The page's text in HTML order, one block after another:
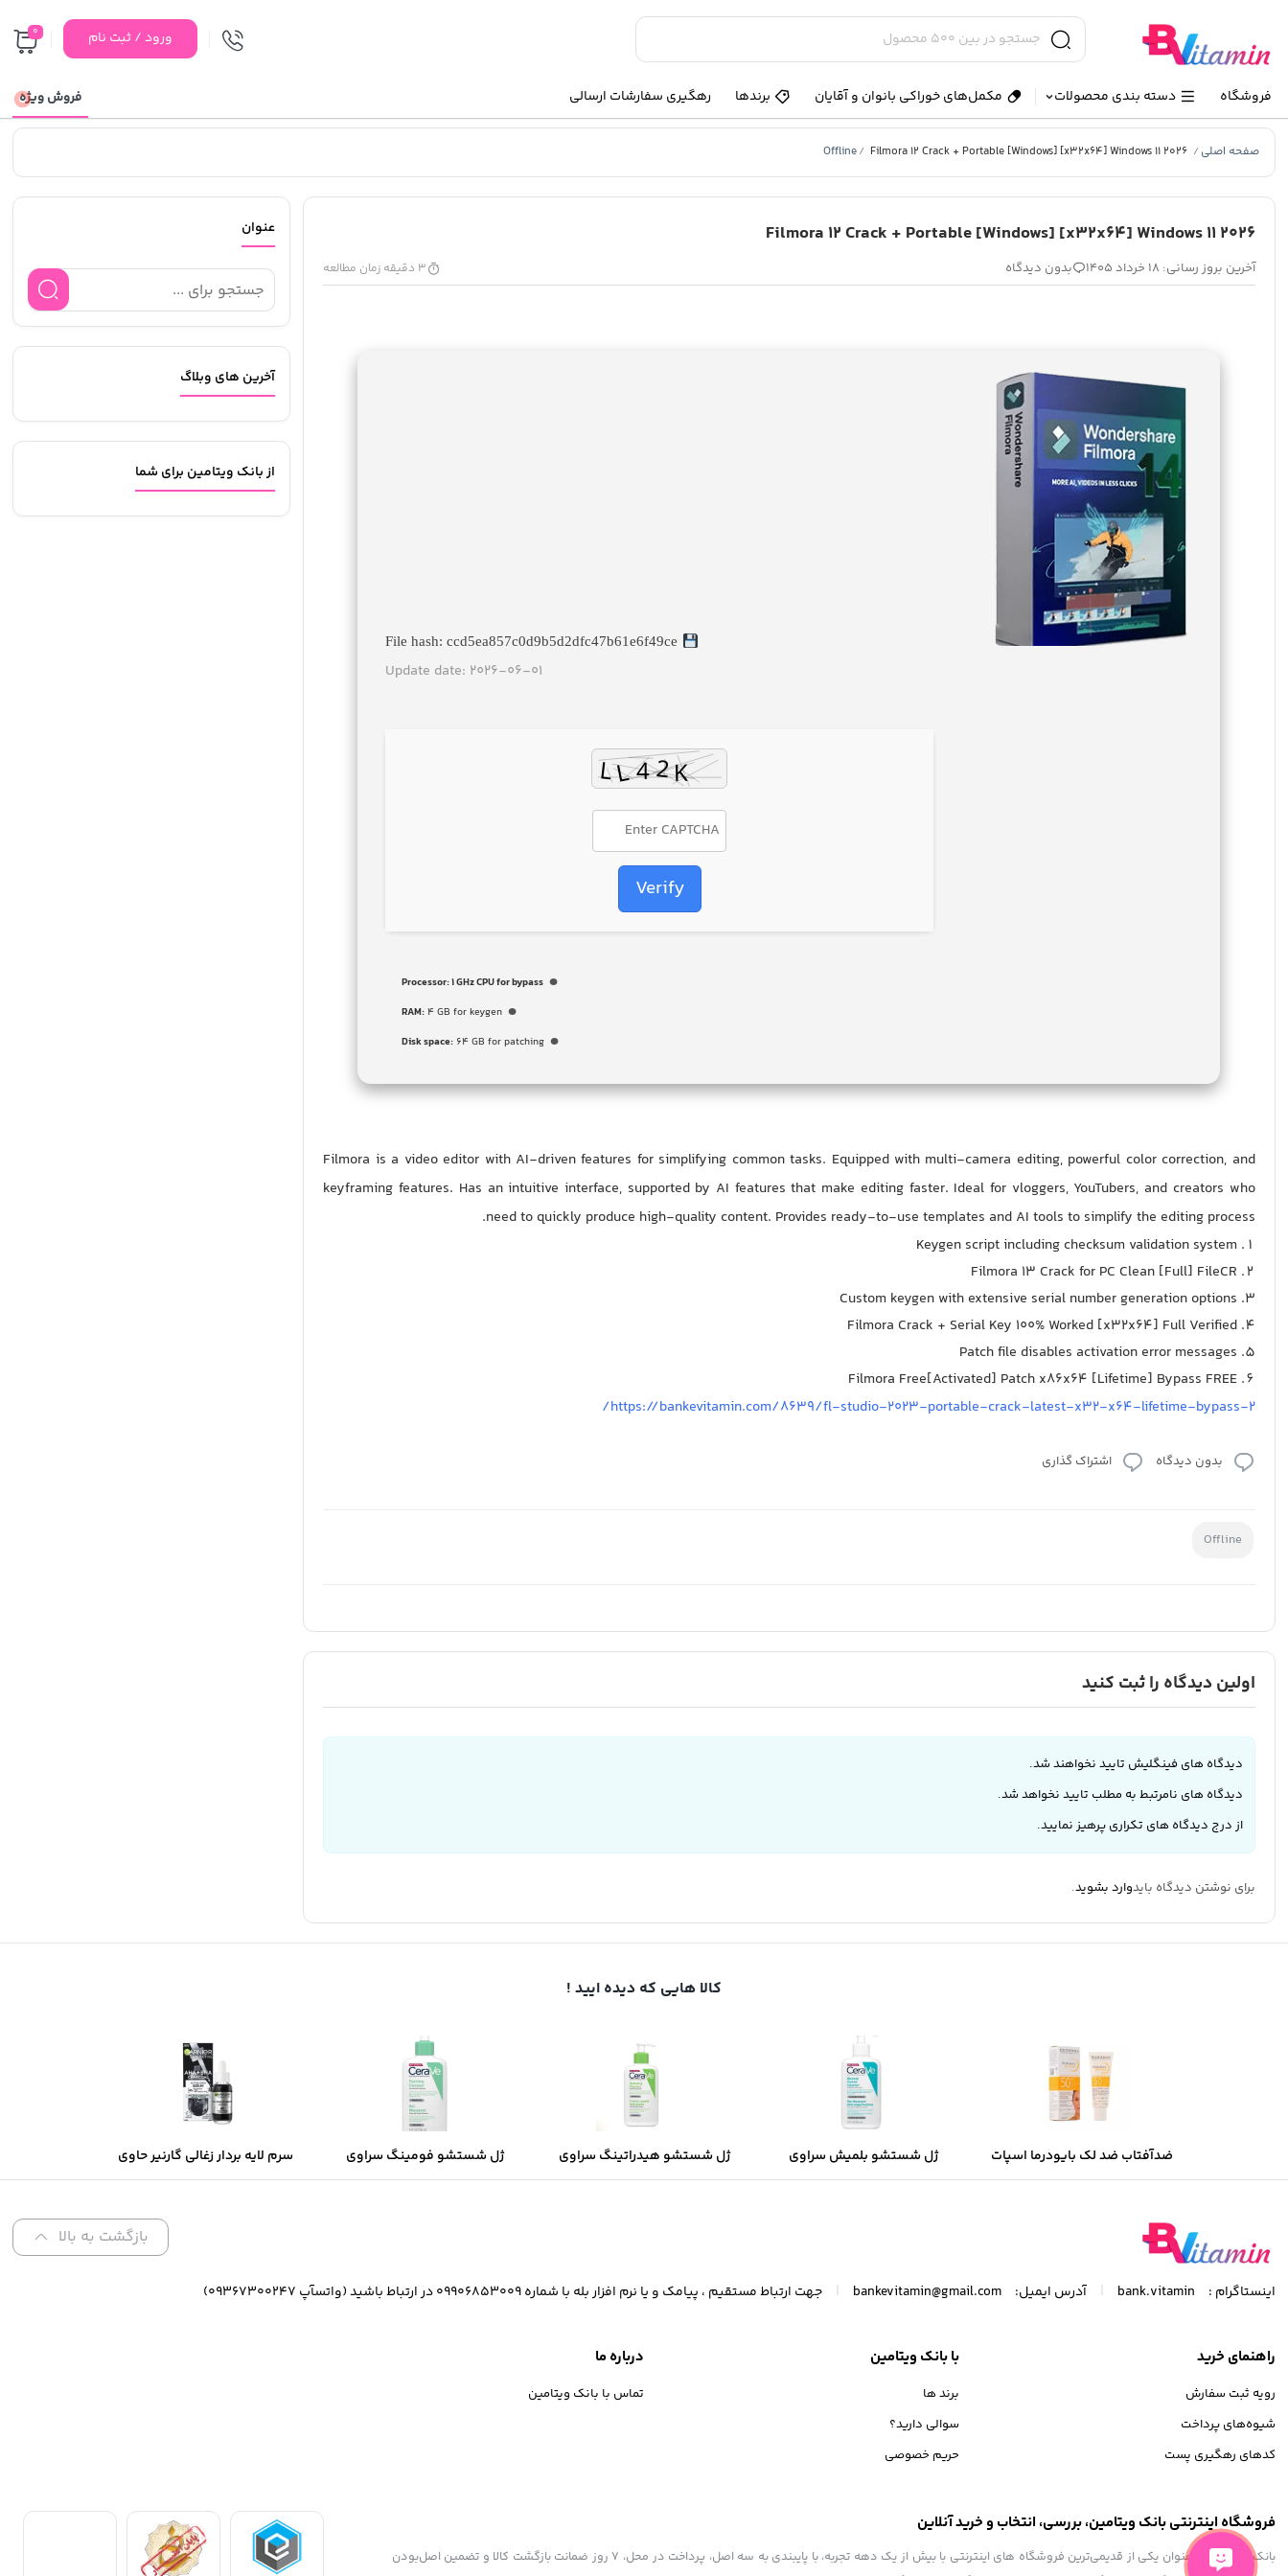
ورود / ثبت نام 0
فروشگاه دسته بندی محصولات مکمل‌های خوراکی بانوان و آقایان برندها رهگیری سفارشات ارسالی فروش ویژه
صفحه اصلی /
Offline / Filmora 12 Crack + Portable [Windows] [x32x64] Windows 11 2026
Filmora 12 Crack + Portable [Windows] [x32x64] Windows 11 2026
آخرین بروز رسانی: 18 خرداد 1405 بدون دیدگاه 3 دقیقه زمان مطالعه
Update date: 2026-06-01
Verify
Processor:1 GHz CPU for bypass
RAM:4 GB for keygen
Disk space: 64 GB for patching
Filmora is a video editor with AI-driven features for simplifying common tasks. Equipped with multi-camera editing, powerful color correction, and
keyframing features. Has an intuitive interface, supported by AI features that make editing faster. Ideal for vloggers, YouTubers, and creators who
need to quickly produce high-quality content. Provides ready-to-use templates and AI tools to simplify the editing process.
Keygen script including checksum validation system
Filmora 13 Crack for PC Clean [Full] FileCR
Custom keygen with extensive serial number generation options
Filmora Crack + Serial Key 100% Worked [x32x64] Full Verified
Patch file disables activation error messages
Filmora Free[Activated] Patch x86x64 [Lifetime] Bypass FREE
https://bankevitamin.com/8639/fl-studio-2023-portable-crack-latest-x32-x64-lifetime-bypass-2/
بدون دیدگاه اشتراک گذاری
Offline
اولین دیدگاه را ثبت کنید
دیدگاه های فینگلیش تایید نخواهند شد.
دیدگاه های نامرتبط به مطلب تایید نخواهد شد.
از درج دیدگاه های تکراری پرهیز نمایید.
برای نوشتن دیدگاه بایدوارد بشوید.
عنوان
آخرین های وبلاگ
از بانک ویتامین برای شما
کالا هایی که دیده ایید !
ضدآفتاب ضد لک بایودرما اسپات
ایج SPF50 میل 40
ژل شستشو بلمیش سراوی
مخصوص پوست چرب و جوش دار
ژل شستشو هیدراتینگ سراوی
مخصوص پوست نرمال و خشک
ژل شستشو فومینگ سراوی
مخصوص پوست های نرمال تا
سرم لایه بردار زغالی گارنیر حاوی
AHA و BHA
بازگشت به بالا
اینستاگرام : bank.vitamin آدرس ایمیل: bankevitamin@gmail.com جهت ارتباط مستقیم ، پیامک و یا نرم افزار بله با شماره 09906853009 در ارتباط باشید (واتسآپ 09367300247)
راهنمای خرید
رویه ثبت سفارش
شیوه‌های پرداخت
کدهای رهگیری پست
با بانک ویتامین
برند ها
سوالی دارید؟
حریم خصوصی
درباره ما
تماس با بانک ویتامین
فروشگاه اینترنتی بانک ویتامین، بررسی، انتخاب و خرید آنلاین
بانک ویتامین به عنوان یکی از قدیمی‌ترین فروشگاه های اینترنتی با بیش از یک دهه تجربه، با پایبندی به سه اصل، پرداخت در محل، ۷ روز ضمانت بازگشت کالا و تضمین اصل‌بودن